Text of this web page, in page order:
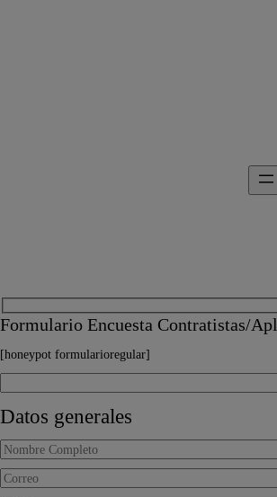
Formulario Encuesta Contratistas/
[honeypot formularioregular]
Datos generales